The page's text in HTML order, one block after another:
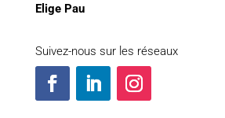
Elige Pau
Suivez-nous sur les réseaux